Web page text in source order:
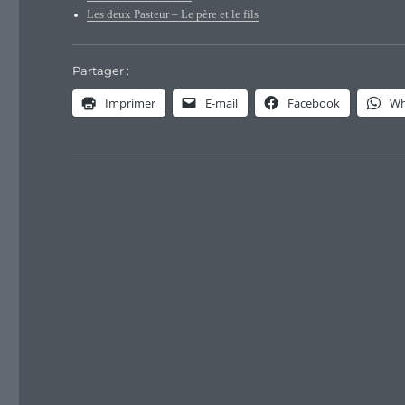
Les deux Pasteur – Le père et le fils
Partager :
Imprimer E-mail Facebook